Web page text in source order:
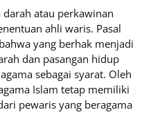
atau perkawinan
ahli waris. Pasal
yang berhak menjadi
dan pasangan hidup
sebagai syarat. Oleh
Islam tetap memiliki
pewaris yang beragama